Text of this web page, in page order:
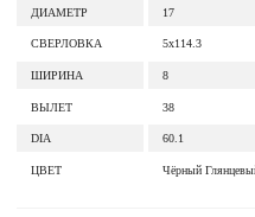
ДИАМЕТР 17
СВЕРЛОВКА 5x114.3
ШИРИНА 8
ВЫЛЕТ 38
DIA 60.1
ЦВЕТ Чёрный